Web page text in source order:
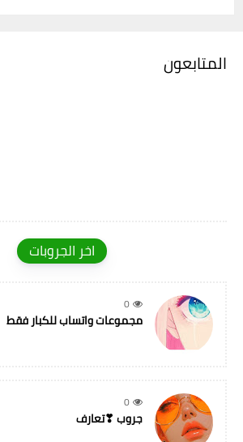
المتابعون
اخر الجروبات
0
مجموعات واتساب للكبار فقط
0
جروب ❣تعارف